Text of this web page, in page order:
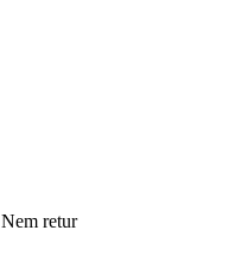
Nem retur